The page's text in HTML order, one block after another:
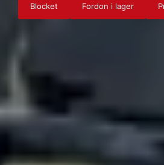
Blocket Fordon i lager